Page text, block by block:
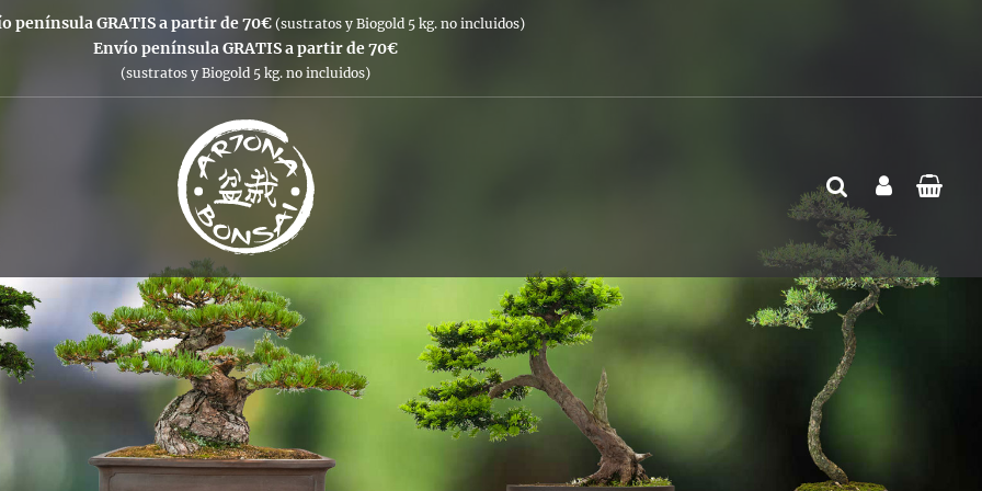
península GRATIS a partir de 70€ (sustratos y Biogold 5 kg. no incluidos)
Envío península GRATIS a partir de 70€
(sustratos y Biogold 5 kg. no incluidos)